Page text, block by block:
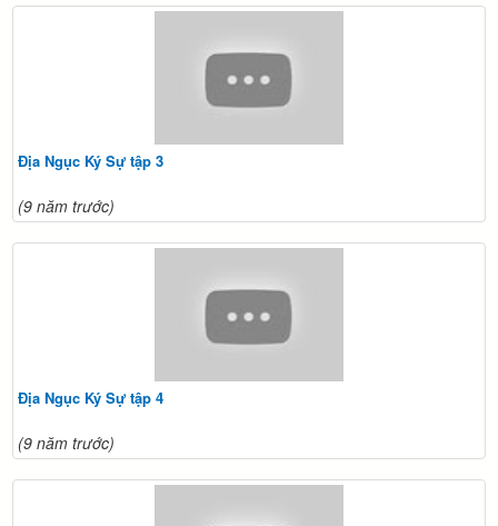
Địa Ngục Ký Sự tập 3
(9 năm trước)
Địa Ngục Ký Sự tập 4
(9 năm trước)